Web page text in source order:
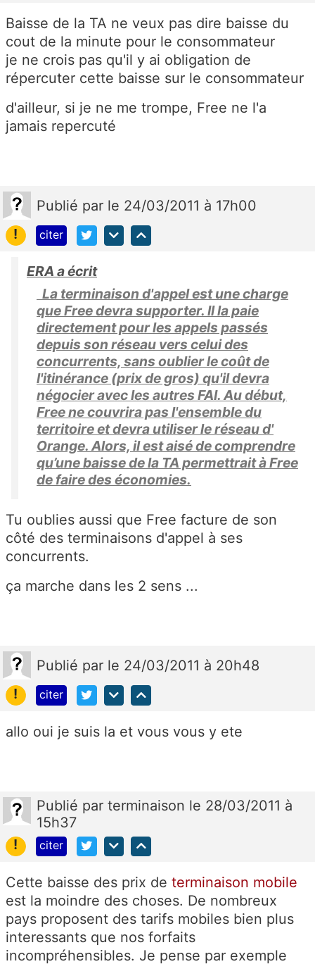
Baisse de la TA ne veux pas dire baisse du
cout de la minute pour le consommateur
je ne crois pas qu'il y ai obligation de
répercuter cette baisse sur le consommateur
d'ailleur, si je ne me trompe, Free ne l'a
jamais repercuté
Publié par le 24/03/2011 à 17h00
!
citer
ERA a écrit
La terminaison d'appel est une charge
que Free devra supporter. Il la paie
directement pour les appels passés
depuis son réseau vers celui des
concurrents, sans oublier le coût de
l'itinérance (prix de gros) qu'il devra
négocier avec les autres FAI. Au début,
Free ne couvrira pas l'ensemble du
territoire et devra utiliser le réseau d'
Orange. Alors, il est aisé de comprendre
qu’une baisse de la TA permettrait à Free
de faire des économies.
Tu oublies aussi que Free facture de son
côté des terminaisons d'appel à ses
concurrents.
ça marche dans les 2 sens ...
Publié par le 24/03/2011 à 20h48
!
citer
allo oui je suis la et vous vous y ete
Publié par terminaison le 28/03/2011 à
15h37
!
citer
Cette baisse des prix de terminaison mobile
est la moindre des choses. De nombreux
pays proposent des tarifs mobiles bien plus
interessants que nos forfaits
incompréhensibles. Je pense par exemple